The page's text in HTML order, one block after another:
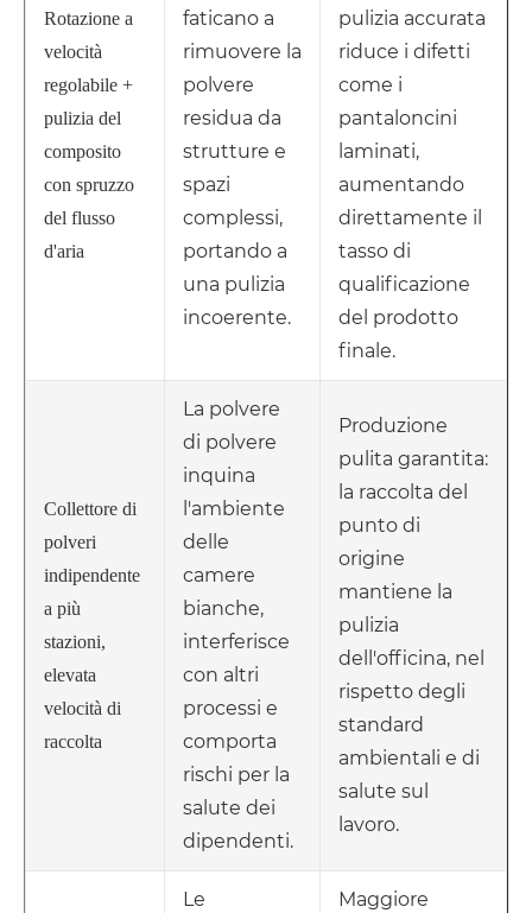
Rotazione a
velocità
regolabile +
pulizia del
composito
con spruzzo
del flusso
d'aria
faticano a
rimuovere la
polvere
residua da
strutture e
spazi
complessi,
portando a
una pulizia
incoerente.
pulizia accurata
riduce i difetti
come i
pantaloncini
laminati,
aumentando
direttamente il
tasso di
qualificazione
del prodotto
finale.
Collettore di
polveri
indipendente
a più
stazioni,
elevata
velocità di
raccolta
La polvere
di polvere
inquina
l'ambiente
delle
camere
bianche,
interferisce
con altri
processi e
comporta
rischi per la
salute dei
dipendenti.
Produzione
pulita garantita:
la raccolta del
punto di
origine
mantiene la
pulizia
dell'officina, nel
rispetto degli
standard
ambientali e di
salute sul
lavoro.
Le
Maggiore